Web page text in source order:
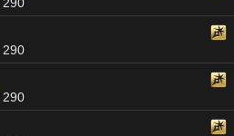
290
290